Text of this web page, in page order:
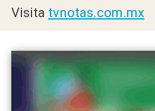
Visita tvnotas.com.mx